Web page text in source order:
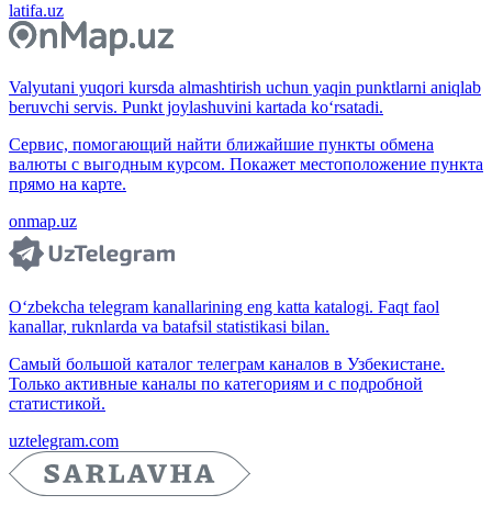
latifa.uz
Valyutani yuqori kursda almashtirish uchun yaqin punktlarni aniqlab
beruvchi servis. Punkt joylashuvini kartada ko‘rsatadi.
Сервис, помогающий найти ближайшие пункты обмена
валюты с выгодным курсом. Покажет местоположение пункта
прямо на карте.
onmap.uz
O‘zbekcha telegram kanallarining eng katta katalogi. Faqt faol
kanallar, ruknlarda va batafsil statistikasi bilan.
Самый большой каталог телеграм каналов в Узбекистане.
Только активные каналы по категориям и с подробной
статистикой.
uztelegram.com